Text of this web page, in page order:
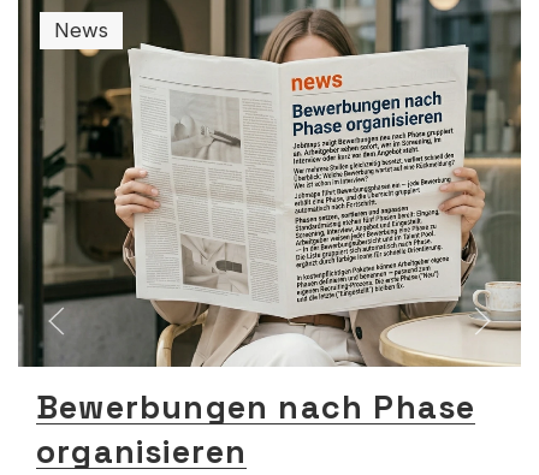
News
Bewerbungen nach Phase
organisieren